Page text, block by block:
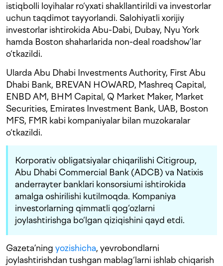
istiqbolli loyihalar ro‘yxati shakllantirildi va investorlar
uchun taqdimot tayyorlandi. Salohiyatli xorijiy
investorlar ishtirokida Abu-Dabi, Dubay, Nyu York
hamda Boston shaharlarida non-deal roadshow’lar
o‘tkazildi.
Ularda Abu Dhabi Investments Authority, First Abu
Dhabi Bank, BREVAN HOWARD, Mashreq Capital,
ENBD AM, BHM Capital, Q Market Maker, Market
Securities, Emirates Investment Bank, UAB, Boston
MFS, FMR kabi kompaniyalar bilan muzokaralar
o‘tkazildi.
Korporativ obligatsiyalar chiqarilishi Citigroup,
Abu Dhabi Commercial Bank (ADCB) va Natixis
anderrayter banklari konsorsiumi ishtirokida
amalga oshirilishi kutilmoqda. Kompaniya
investorlarning qimmatli qog‘ozlarni
joylashtirishga bo‘lgan qiziqishini qayd etdi.
Gazeta’ning yozishicha, yevrobondlarni
joylashtirishdan tushgan mablag‘larni ishlab chiqarish